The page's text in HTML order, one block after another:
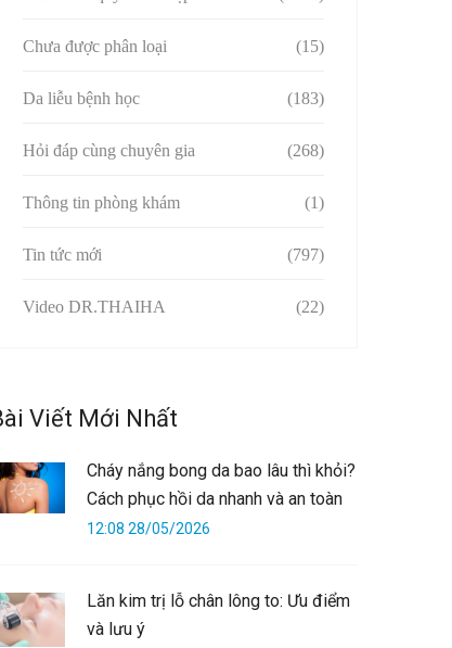
Chưa được phân loại (15)
Da liễu bệnh học (183)
Hỏi đáp cùng chuyên gia (268)
Thông tin phòng khám (1)
Tin tức mới (797)
Video DR.THAIHA (22)
Viết Mới Nhất
Cháy nắng bong da bao lâu thì khỏi?
Cách phục hồi da nhanh và an toàn
12:08 28/05/2026
Lăn kim trị lỗ chân lông to: Ưu điểm
và lưu ý